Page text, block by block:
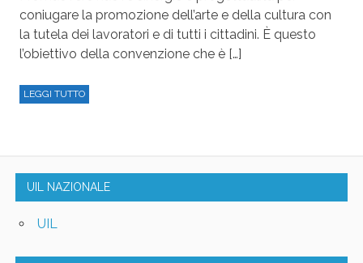
coniugare la promozione dell’arte e della cultura con
la tutela dei lavoratori e di tutti i cittadini. È questo
l’obiettivo della convenzione che è […]
LEGGI TUTTO
UIL NAZIONALE
UIL